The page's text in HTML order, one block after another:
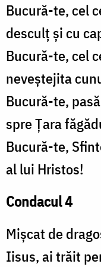
Bucură-te, cel
desculț și cu
Bucură-te, cel
neveștejita
Bucură-te,
spre Țara
Bucură-te,
al lui Hristos!
Condacul 4
Mișcat de
Iisus, ai trăit